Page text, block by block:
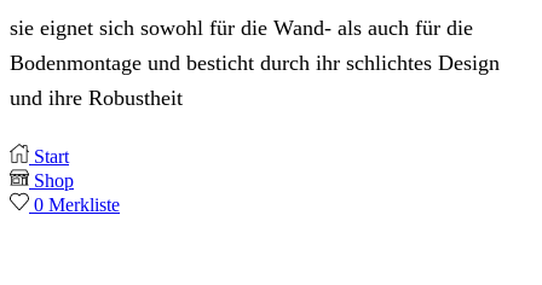
sie eignet sich sowohl für die Wand- als auch für die
Bodenmontage und besticht durch ihr schlichtes Design
und ihre Robustheit
Start
Shop
0 Merkliste